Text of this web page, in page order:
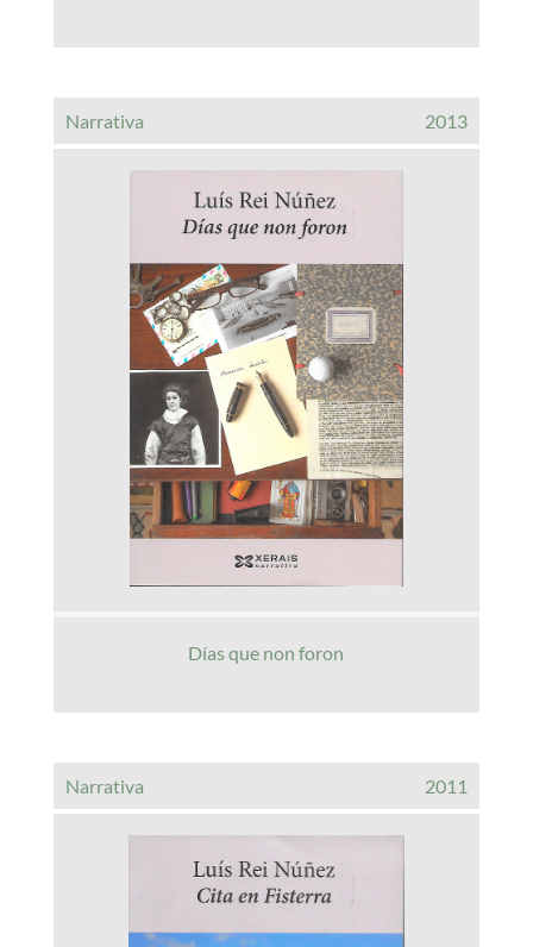
Narrativa 2013
Días que non foron
Narrativa 2011